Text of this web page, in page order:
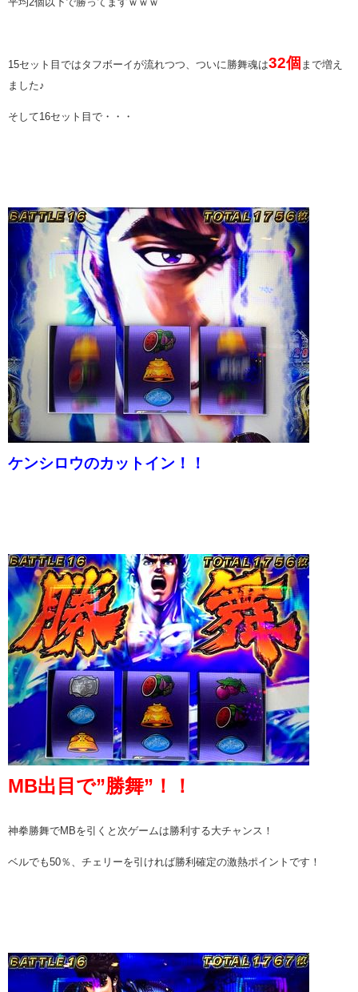
15セット目ではタフボーイが流れつつ、ついに勝舞魂は32個 まで増え
ました♪
そして16セット目で・・・
ケンシロウのカットイン！！
MB出目で”勝舞”！！
神拳勝舞でMBを引くと次ゲームは勝利する大チャンス！
ベルでも50％、チェリーを引ければ勝利確定の激熱ポイントです！